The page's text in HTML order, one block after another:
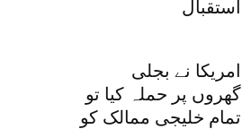
استقبال
امریکا نے بجلی
گھروں پر حملہ کیا تو
تمام خلیجی ممالک کو